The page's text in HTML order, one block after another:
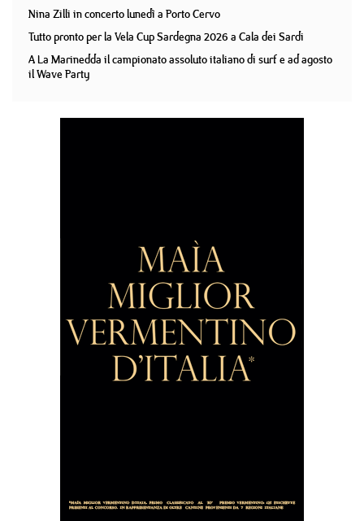
Nina Zilli in concerto lunedì a Porto Cervo
Tutto pronto per la Vela Cup Sardegna 2026 a Cala dei Sardi
A La Marinedda il campionato assoluto italiano di surf e ad agosto
il Wave Party